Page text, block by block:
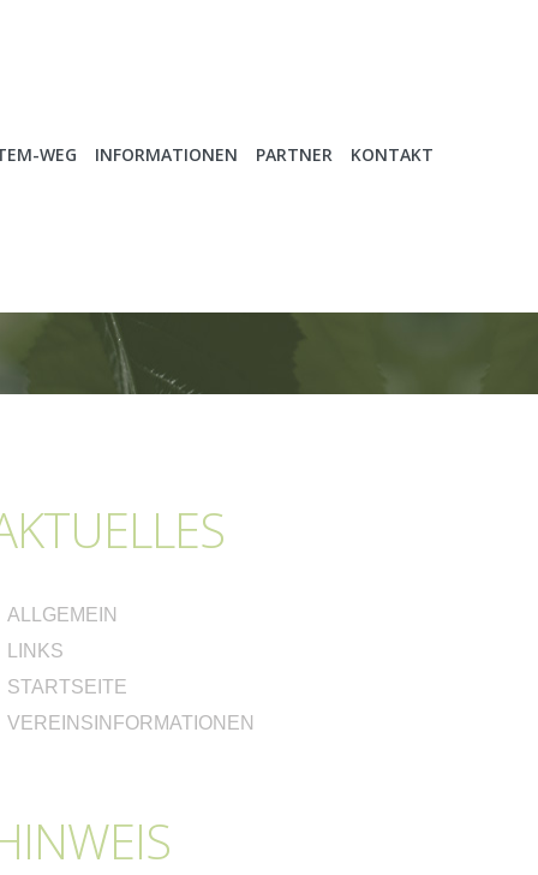
WEG INFORMATIONEN PARTNER KONTAKT
ALLGEMEIN
LINKS
STARTSEITE
VEREINSINFORMATIONEN